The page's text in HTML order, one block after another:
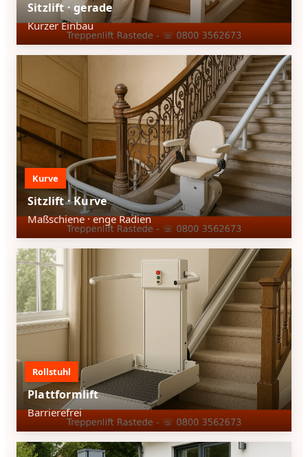
Sitzlift · gerade
Kurzer Einbau
Kurve
Sitzlift · Kurve
Maßschiene · enge Radien
Rollstuhl
Plattformlift
Barrierefrei